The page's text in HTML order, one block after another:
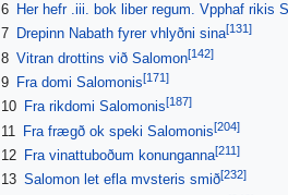
6 Her hefr .iii. bok liber regum. Vpphaf rikis
7 Drepinn Nabath fyrer vhlyðni sina[131]
8 Vitran drottins við Salomon[142]
9 Fra domi Salomonis[171]
10 Fra rikdomi Salomonis[187]
11 Fra frægð ok speki Salomonis[204]
12 Fra vinattuboðum konunganna[211]
13 Salomon let efla mvsteris smið[232]